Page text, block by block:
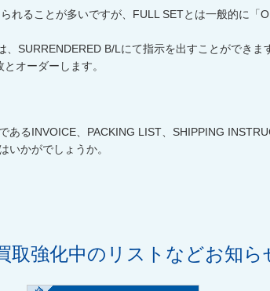
れることが多いですが、 FULL SETとは一般的に「
SURRENDERED B/L にて指示を出すことができま
オーダーします。
あるINVOICE PACKING LIST SHIPPING
いかがでしょうか。
取強化中のリストなどお知ら